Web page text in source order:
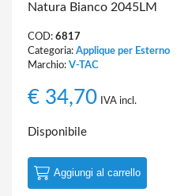
Natura Bianco 2045LM
COD: 6817
Categoria: Applique per Esterno
Marchio: V-TAC
€ 34,70 IVA incl.
Disponibile
Aggiungi al carrello